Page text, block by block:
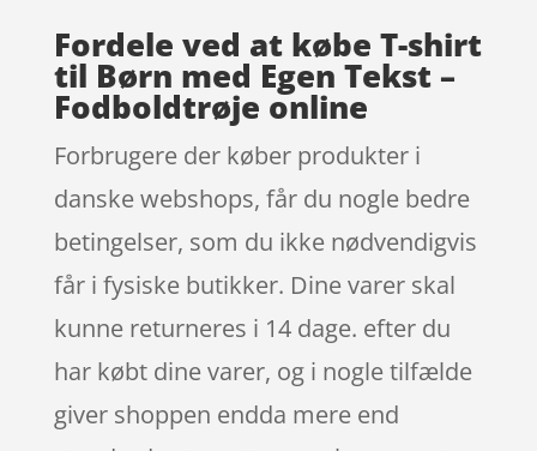
Fordele ved at købe T-shirt
til Børn med Egen Tekst –
Fodboldtrøje online
Forbrugere der køber produkter i
danske webshops, får du nogle bedre
betingelser, som du ikke nødvendigvis
får i fysiske butikker. Dine varer skal
kunne returneres i 14 dage. efter du
har købt dine varer, og i nogle tilfælde
giver shoppen endda mere end